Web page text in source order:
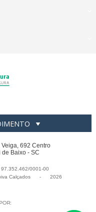
692 Centro
Baixo - SC
0001-00
Calçados - 2026